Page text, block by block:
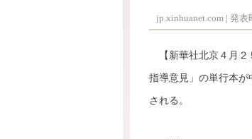
jp.xinhuanet.com | 発表
【新華社北京４月２
指導意見」の単行本
される。